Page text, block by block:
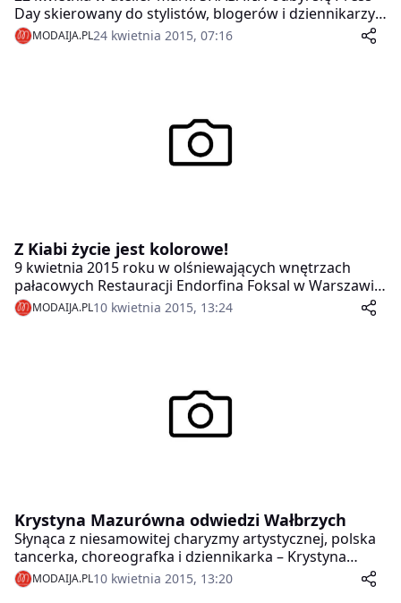
Day skierowany do stylistów, blogerów i dziennikarzy
modowych. Wydarzenie było okazją do zapoznania się
z najnowszą kolekcją Fall/Winter 2015/2016, linią
MODAIJA.PL24 kwietnia 2015, 07:16
Z Kiabi życie jest kolorowe!
9 kwietnia 2015 roku w olśniewających wnętrzach
pałacowych Restauracji Endorfina Foksal w Warszawie
odbyło się wyjątkowe wydarzenie zorganizowane
przez markę Kiabi. Znamienite grono ponad 100 gości
przed otwarciem pierwszego sklepu Kiabi w Polsce.
MODAIJA.PL10 kwietnia 2015, 13:24
Krystyna Mazurówna odwiedzi Wałbrzych
Słynąca z niesamowitej charyzmy artystycznej, polska
tancerka, choreografka i dziennikarka – Krystyna
Mazurówna będzie gościem specjalnym tegorocznej
edycji projektu „Słowiański jedwab”. Wydarzenie
MODAIJA.PL10 kwietnia 2015, 13:20